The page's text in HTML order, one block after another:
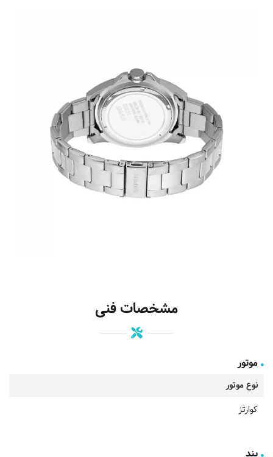
مشخصات فنی
موتور
نوع موتور
کوارتز